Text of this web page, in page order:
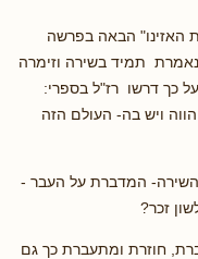
האזינו" הבאה בפרשה
תמיד בשירה וזימרה
כך דרשו רז"ל בספרי:
ויש בה- העולם הזה
המדברת על העבר -
זכר?
חוזרת ומתעברת כך גם